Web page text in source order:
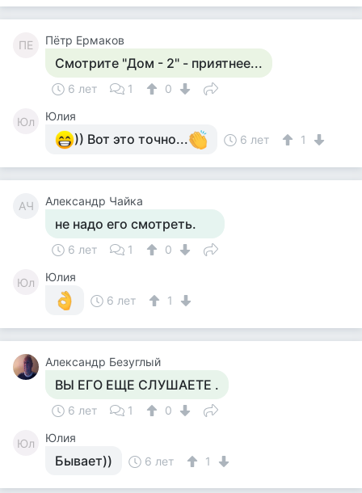
ПЕ Пётр Ермаков
Смотрите "Дом - 2" - приятнее...
6 лет 1 0
Юл Юлия
)) Вот это точно... 6 лет 1
АЧ Александр Чайка
не надо его смотреть.
6 лет 1 0
Юл
Юлия
6 лет
1
Александр Безуглый
ВЫ ЕГО ЕЩЕ СЛУШАЕТЕ .
6 лет 1 0
Юл Юлия
Бывает)) 6 лет 1